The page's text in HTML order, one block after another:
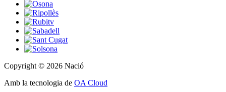
Copyright © 2026 Nació
Amb la tecnologia de OA Cloud